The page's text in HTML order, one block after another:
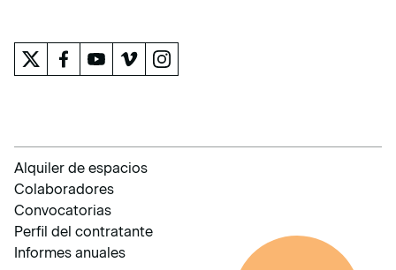
Alquiler de espacios
Colaboradores
Convocatorias
Perfil del contratante
Informes anuales